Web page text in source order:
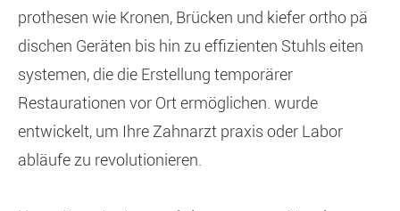
prothesen wie Kronen, Brücken und kiefer ortho pä
dischen Geräten bis hin zu effizienten Stuhls eiten
systemen, die die Erstellung temporärer
Restaurationen vor Ort ermöglichen. wurde
entwickelt, um Ihre Zahnarzt praxis oder Labor
abläufe zu revolutionieren.